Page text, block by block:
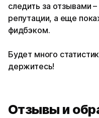
следить за отзывами
репутации, а еще
фидбэком.
Будет много
держитесь!
Отзывы и